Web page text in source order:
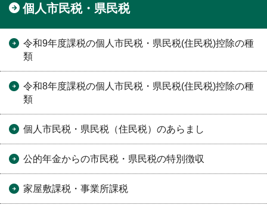
個人市民税・県民税
令和9年度課税の個人市民税・県民税(住民税)控除の種
類
令和8年度課税の個人市民税・県民税(住民税)控除の種
類
個人市民税・県民税（住民税）のあらまし
公的年金からの市民税・県民税の特別徴収
家屋敷課税・事業所課税